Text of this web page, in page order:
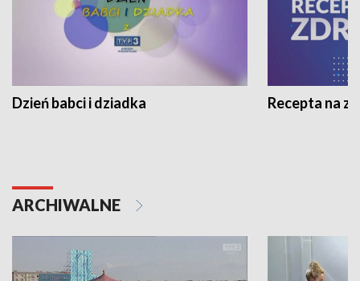
Dzień babci i dziadka Recepta na
ARCHIWALNE